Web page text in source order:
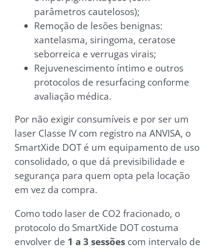
parâmetros cautelosos);
Remoção de lesões benignas:
xantelasma, siringoma, ceratose
seborreica e verrugas virais;
Rejuvenescimento íntimo e outros
protocolos de resurfacing conforme
avaliação médica.
Por não exigir consumíveis e por ser um
laser Classe IV com registro na ANVISA, o
SmartXide DOT é um equipamento de uso
consolidado, o que dá previsibilidade e
segurança para quem opta pela locação
em vez da compra.
Como todo laser de CO2 fracionado, o
protocolo do SmartXide DOT costuma
envolver de 1 a 3 sessões com intervalo de